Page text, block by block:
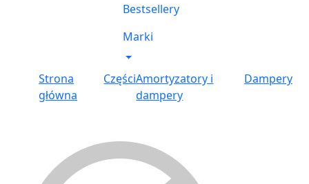
Bestsellery
Marki
Strona
główna
CzęściAmortyzatory i
dampery
Dampery